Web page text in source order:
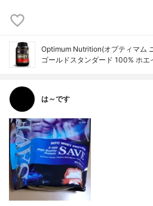
Optimum Nutrition(オプティマム
ゴールドスタンダード 100% ホエ
は～です